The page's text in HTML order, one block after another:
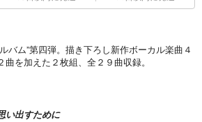
バム”第四弾。描き下ろし新作ボーカル楽曲４
を加えた２枚組、全２９曲収録。
い出すために